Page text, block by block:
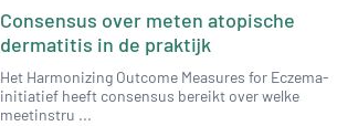
Consensus over meten atopische
dermatitis in de praktijk
Het Harmonizing Outcome Measures for Eczema-
initiatief heeft consensus bereikt over welke
meetinstru ...